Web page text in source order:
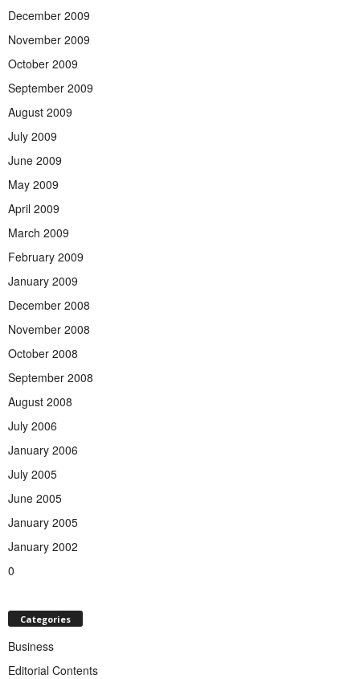
December 2009
November 2009
October 2009
September 2009
August 2009
July 2009
June 2009
May 2009
April 2009
March 2009
February 2009
January 2009
December 2008
November 2008
October 2008
September 2008
August 2008
July 2006
January 2006
July 2005
June 2005
January 2005
January 2002
0
Categories
Business
Editorial Contents